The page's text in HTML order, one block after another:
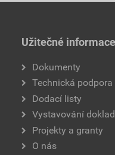
Užitečné informace
Dokumenty
Technická podpora
Dodací listy
Vystavování
Projekty a granty
O nás